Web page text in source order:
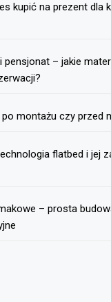
kupić na prezent dla
pensjonat – jakie
po montażu czy przed
flatbed i jej
– prosta